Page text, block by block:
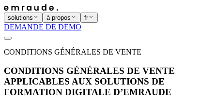
solutions à propos fr
DEMANDE DE DEMO
CONDITIONS GÉNÉRALES DE VENTE
CONDITIONS GÉNÉRALES DE VENTE
APPLICABLES AUX SOLUTIONS DE
FORMATION DIGITALE D’EMRAUDE